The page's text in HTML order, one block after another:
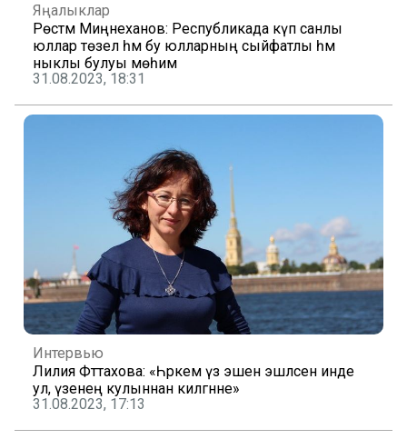
Яңалыклар
Рөстәм Миңнеханов: Республикада күп санлы
юллар төзелә һәм бу юлларның сыйфатлы һәм
ныклы булуы мөһим
31.08.2023, 18:31
Интервью
Лилия Фәттахова: «Һәркем үз эшен эшләсен инде
ул, үзенең кулыннан килгәнне»
31.08.2023, 17:13